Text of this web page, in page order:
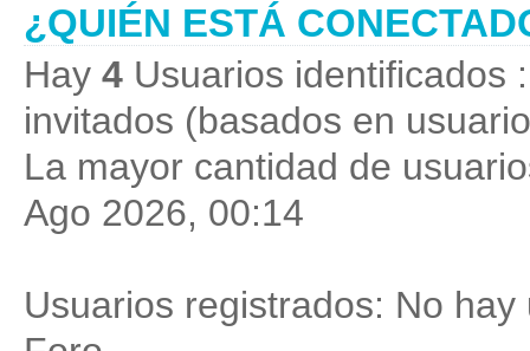
¿QUIÉN ESTÁ
Hay 4 Usuarios identificados
invitados (basados en
La mayor cantidad de
Ago 2026, 00:14
Usuarios registrados: No